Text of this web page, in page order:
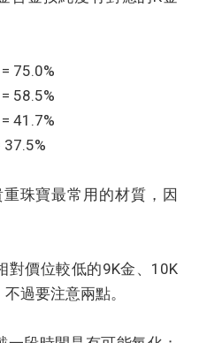
75.0%
58.5%
41.7%
37.5%
珠寶最常用的材質，因
對價位較低的9K金、10K
過要注意兩點。